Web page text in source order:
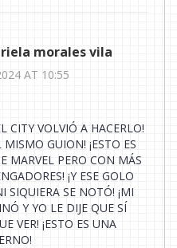
morales vila
AT 10:55
CITY VOLVIÓ A HACERLO!
MISMO GUION! ¡ESTO ES
MARVEL PERO CON MÁS
¡Y ESE GOLO
SIQUIERA SE NOTÓ! ¡MI
Y YO LE DIJE QUE SÍ
VER! ¡ESTO ES UNA